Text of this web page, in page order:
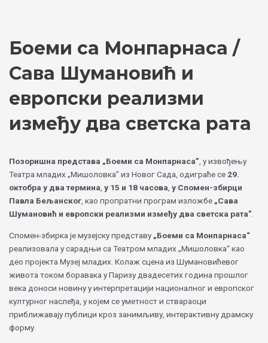
Боеми са Монпарнаса /
Сава Шумановић и
европски реализми
између два светска рата
Позоришна представа „Боеми са Монпарнаса” , у извођењу
Театра младих „Мишоловка” из Новог Сада, одиграће се 29.
октобра у два термина ,у 15 и 18 часова ,у Спомен-збирци
Павла Бељанског , као пропратни програм изложбе „Сава
Шумановић и европски реализми између два светска рата”
Спомен-збирка је музејску представу „Боеми са Монпарнаса“
реализовала у сарадњи са Театром младих „Мишоловка“ као
део пројекта Музеј младих. Колаж сцена из Шумановићевог
живота током боравака у Паризу двадесетих година прошлог
века доноси новину у интерпретацији националног и европског
културног наслеђа, у којем се уметност и ствараоци
приближавају публици кроз занимљиву, интерактивну драмску
форму.